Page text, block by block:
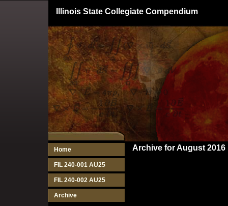
Illinois State Collegiate Compendium
Home
FIL 240-001 AU25
FIL 240-002 AU25
Archive
Archive for August 2016